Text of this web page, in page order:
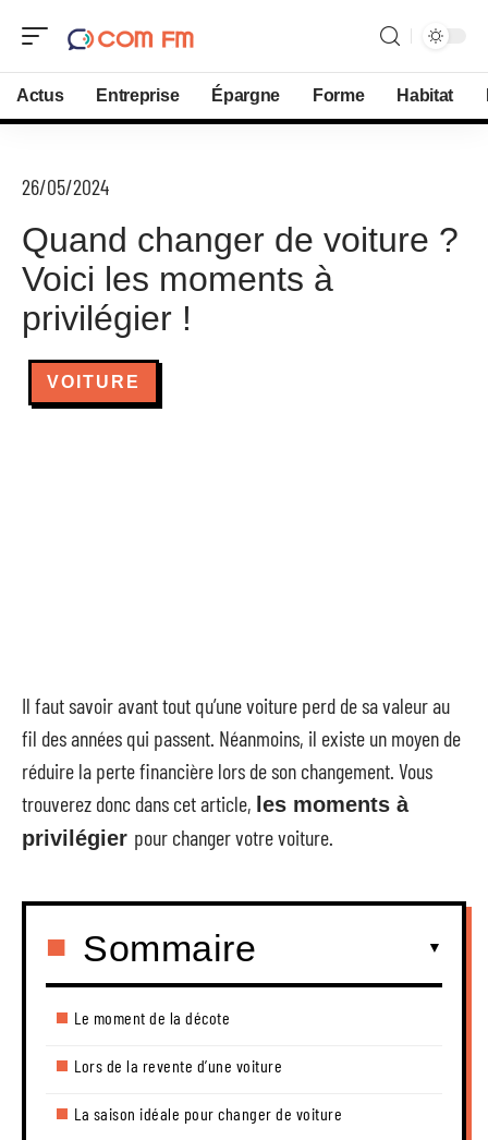
Actus Entreprise Épargne Forme Habitat
26/05/2024
Quand changer de voiture ?
Voici les moments à
privilégier !
VOITURE
Il faut savoir avant tout qu’une voiture perd de sa valeur au
fil des années qui passent. Néanmoins, il existe un moyen de
réduire la perte financière lors de son changement. Vous
trouverez donc dans cet article, les moments à
privilégier pour changer votre voiture.
Sommaire
Le moment de la décote
Lors de la revente d’une voiture
La saison idéale pour changer de voiture